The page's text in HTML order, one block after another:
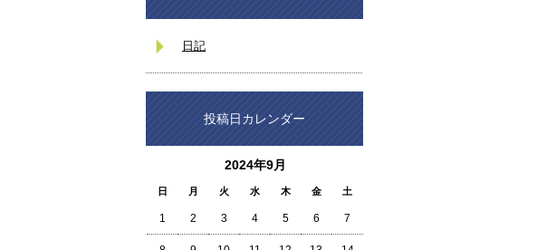
日記
投稿日カレンダー
2024年9月
日 月 火 水 木 金 土
1 2 3 4 5 6 7